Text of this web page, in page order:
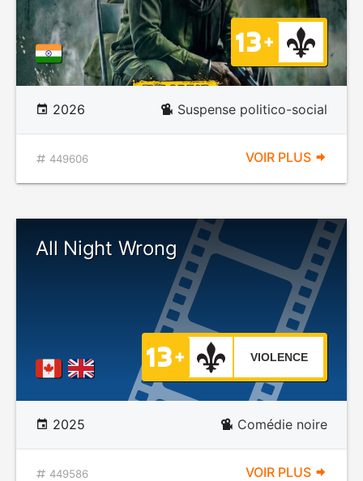
2026 Suspense politico-social
449606 VOIR PLUS
All Night Wrong
VIOLENCE
2025 Comédie noire
449586 VOIR PLUS